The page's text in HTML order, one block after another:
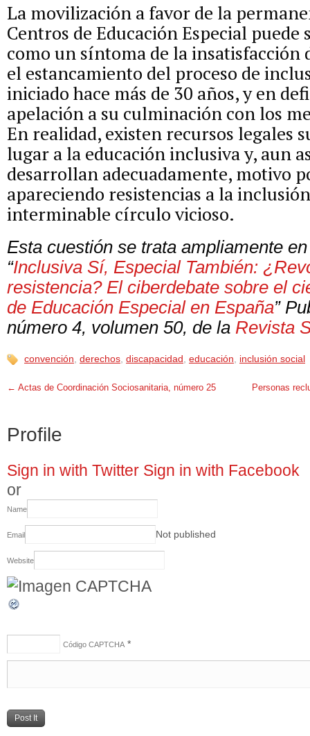
La movilización a favor de la
Centros de Educación Especial puede
como un síntoma de la insatisfacción
el estancamiento del proceso de
iniciado hace más de 30 años, y en
apelación a su culminación con los
En realidad, existen recursos legales
lugar a la educación inclusiva y, aun
desarrollan adecuadamente, motivo
apareciendo resistencias a la
interminable círculo vicioso.
Esta cuestión se trata ampliamente
“Inclusiva Sí, Especial También:
resistencia? El ciberdebate sobre el
de Educación Especial en España”
número 4, volumen 50, de la Revista
convención derechos discapacidad educación inclusión social
← Actas de Coordinación Sociosanitaria, número 25 Personas
Profile
Sign in with Twitter Sign in with Facebook
or
Name
Email Not published
Website
Código CAPTCHA *